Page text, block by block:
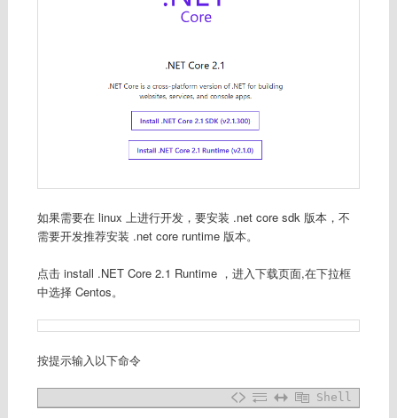
如果需要在 linux 上进行开发，要安装 .net core sdk 版本，不
需要开发推荐安装 .net core runtime 版本。
点击 install .NET Core 2.1 Runtime ，进入下载页面,在下拉框
中选择 Centos。
按提示输入以下命令
Shell